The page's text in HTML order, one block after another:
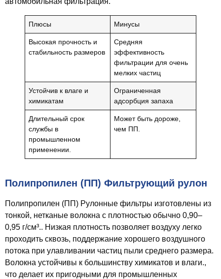
Плюсы Минусы
Высокая прочность и
стабильность размеров
Средняя
эффективность
фильтрации для очень
мелких частиц
Устойчив к влаге и
химикатам
Ограниченная
адсорбция запаха
Длительный срок
службы в
промышленном
применении.
Может быть дороже,
чем ПП.
Полипропилен (ПП) Фильтрующий рулон
Полипропилен (ПП) Рулонные фильтры изготовлены из
тонкой, нетканые волокна с плотностью обычно 0,90–
0,95 г/см³.. Низкая плотность позволяет воздуху легко
проходить сквозь, поддержание хорошего воздушного
потока при улавливании частиц пыли среднего размера.
Волокна устойчивы к большинству химикатов и влаги.,
что делает их пригодными для промышленных